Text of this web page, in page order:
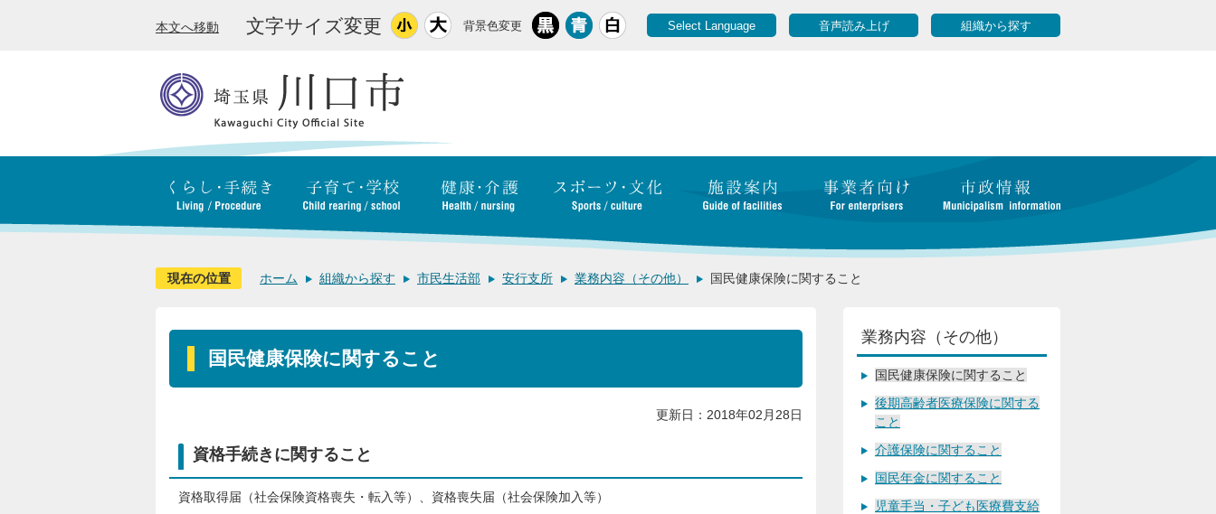
本文へ移動 文字サイズ変更 背景色変更 Select Language 音声読み上げ 組織から探す
現在の位置 ホーム 組織から探す 市民生活部 安行支所 業務内容（その他） 国民健康保険に関すること
国民健康保険に関すること
更新日：2018年02月28日
資格手続きに関すること
資格取得届（社会保険資格喪失・転入等）、資格喪失届（社会保険加入等）
業務内容（その他）
国民健康保険に関すること
後期高齢者医療保険に関する
こと
介護保険に関すること
国民年金に関すること
児童手当・子ども医療費支給